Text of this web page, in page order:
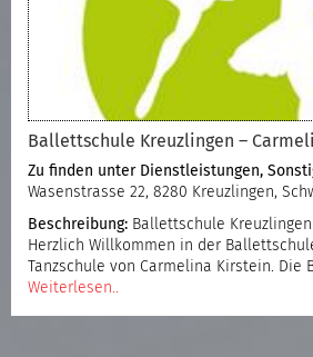
Ballettschule Kreuzlingen –
Zu finden unter Dienstleistungen,
Wasenstrasse 22, 8280 Kreuzlingen,
Beschreibung: Ballettschule
Herzlich Willkommen in der
Tanzschule von Carmelina Kirstein. Die
Weiterlesen..